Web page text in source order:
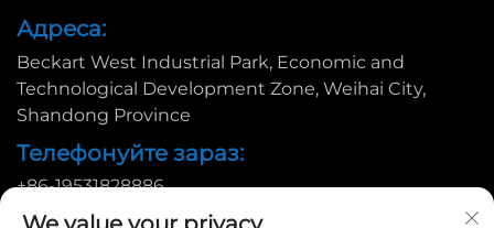
Адреса:
Beckart West Industrial Park, Economic and
Technological Development Zone, Weihai City,
Shandong Province
Телефонуйте зараз:
+86-19531828886
Ел. пошта: